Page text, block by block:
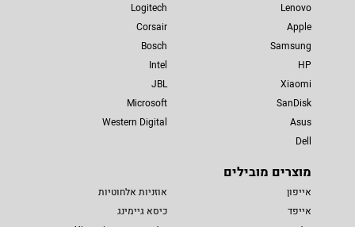
Lenovo
Apple
Samsung
HP
Xiaomi
SanDisk
Asus
Dell
Logitech
Corsair
Bosch
Intel
JBL
Microsoft
Western Digital
מוצרים מובילים
אייפון
אייפד
אוזניות אלחוטיות
כיסא גיימינג